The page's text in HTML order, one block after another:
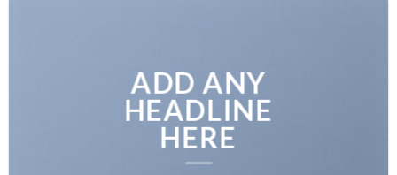
ADD ANY
HEADLINE
HERE